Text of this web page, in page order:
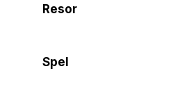
Resor
Spel